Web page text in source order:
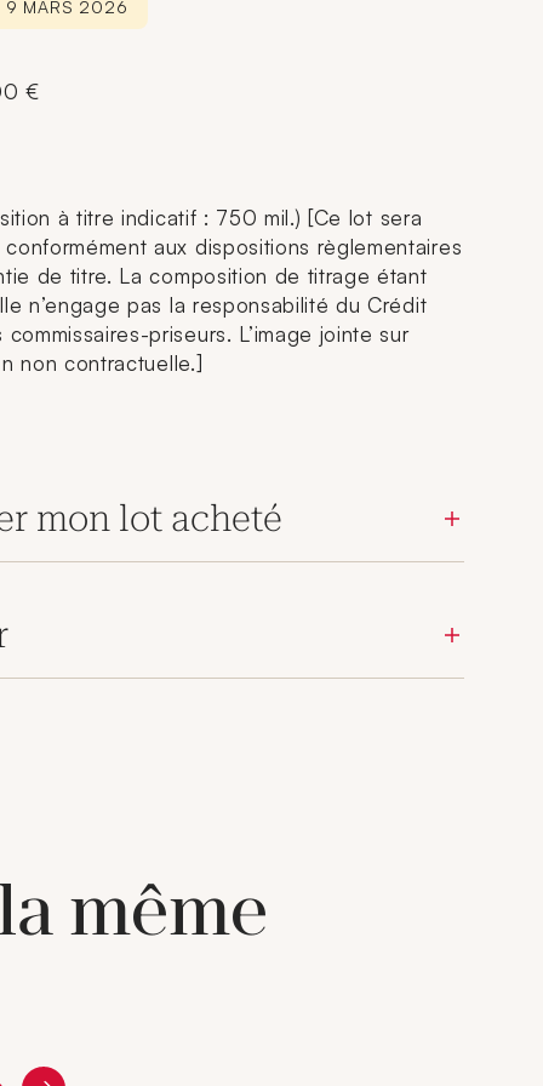
9 MARS 2026
€
à titre indicatif : 750 mil.) [Ce lot sera
conformément aux dispositions règlementaires
de titre. La composition de titrage étant
n’engage pas la responsabilité du Crédit
priseurs. L’image jointe sur
non contractuelle.]
mon lot acheté
même